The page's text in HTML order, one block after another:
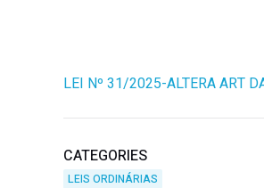
LEI Nº 31/2025-ALTERA ART
CATEGORIES
LEIS ORDINÁRIAS